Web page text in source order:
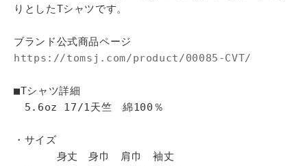
りとしたTシャツです。
ブランド公式商品ページ
https://tomsj.com/product/00085-CVT/
■Tシャツ詳細
5.6oz 17/1天竺 綿100％
・サイズ
身丈 身巾 肩巾 袖丈